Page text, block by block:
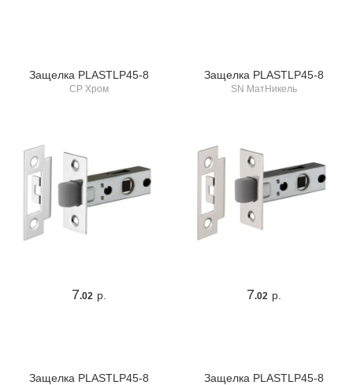
Защелка PLASTLP45-8
CP Хром
7.02 р.
Защелка PLASTLP45-8
SN МатНикель
7.02 р.
Защелка PLASTLP45-8 Защелка PLASTLP45-8